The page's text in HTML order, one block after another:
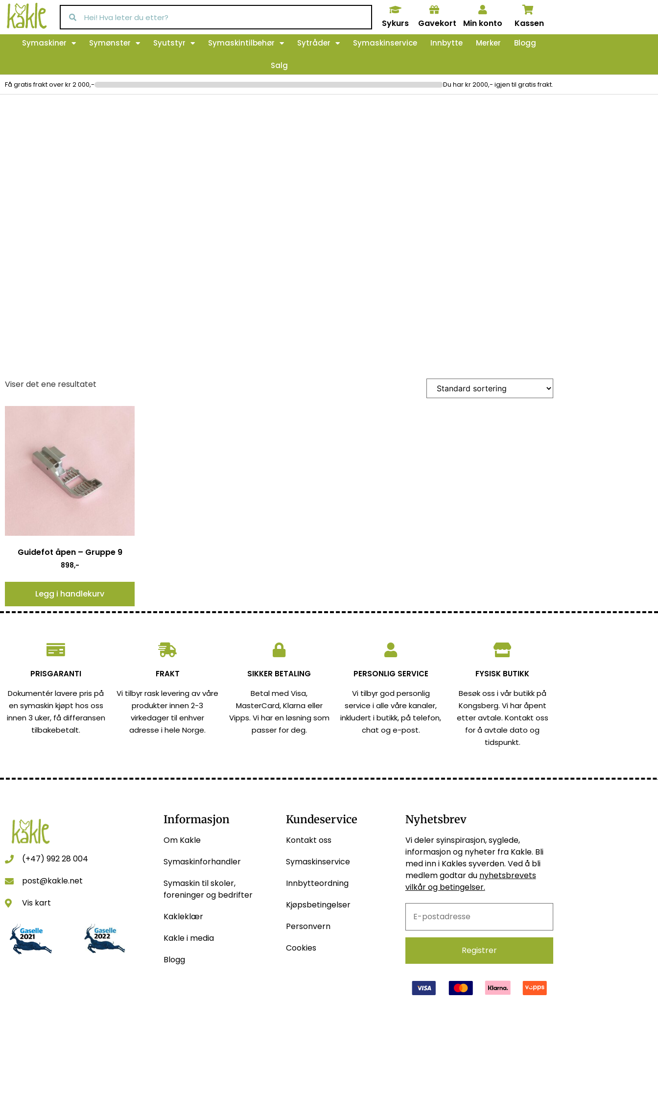
Sykurs Gavekort Min konto Kassen
Symaskiner Symønster Syutstyr Symaskintilbehør Sytråder Symaskinservice Innbytte Merker Blogg
Salg
Få gratis frakt over kr 2 000,- Du har kr 2000,- igjen til gratis frakt.
Viser det ene resultatet
Guidefot åpen – Gruppe 9
898,-
Legg i handlekurv
PRISGARANTI
Dokumentér lavere pris på
en symaskin kjøpt hos oss
innen 3 uker, få differansen
tilbakebetalt.
FRAKT
Vi tilbyr rask levering av våre
produkter innen 2-3
virkedager til enhver
adresse i hele Norge.
SIKKER BETALING
Betal med Visa,
MasterCard, Klarna eller
Vipps. Vi har en løsning som
passer for deg.
PERSONLIG SERVICE
Vi tilbyr god personlig
service i alle våre kanaler,
inkludert i butikk, på telefon,
chat og e-post.
FYSISK BUTIKK
Besøk oss i vår butikk på
Kongsberg. Vi har åpent
etter avtale. Kontakt oss
for å avtale dato og
tidspunkt.
(+47) 992 28 004
post@kakle.net
Vis kart
Informasjon
Om Kakle
Symaskinforhandler
Symaskin til skoler,
foreninger og bedrifter
Kakleklær
Kakle i media
Blogg
Kundeservice
Kontakt oss
Symaskinservice
Innbytteordning
Kjøpsbetingelser
Personvern
Cookies
Nyhetsbrev
Vi deler syinspirasjon, syglede,
informasjon og nyheter fra Kakle. Bli
med inn i Kakles syverden. Ved å bli
medlem godtar du nyhetsbrevets
vilkår og betingelser.